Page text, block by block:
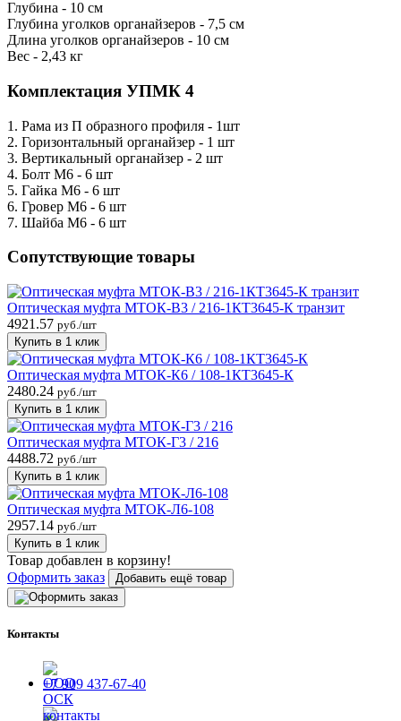
Глубина - 10 см
Глубина уголков органайзеров - 7,5 см
Длина уголков органайзеров - 10 см
Вес - 2,43 кг
Комплектация УПМК 4
1. Рама из П образного профиля - 1шт
2. Горизонтальный органайзер - 1 шт
3. Вертикальный органайзер - 2 шт
4. Болт М6 - 6 шт
5. Гайка М6 - 6 шт
6. Гровер М6 - 6 шт
7. Шайба М6 - 6 шт
Сопутствующие товары
Оптическая муфта МТОК-В3 / 216-1КТ3645-К транзит
4921.57 руб./шт
Купить в 1 клик
Оптическая муфта МТОК-К6 / 108-1КТ3645-К
2480.24 руб./шт
Купить в 1 клик
Оптическая муфта МТОК-Г3 / 216
4488.72 руб./шт
Купить в 1 клик
Оптическая муфта МТОК-Л6-108
2957.14 руб./шт
Купить в 1 клик
Товар добавлен в корзину!
Оформить заказ
Добавить ещё товар
Контакты
+7 909 437-67-40